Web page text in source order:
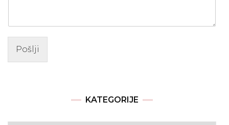
Pošlji
KATEGORIJE